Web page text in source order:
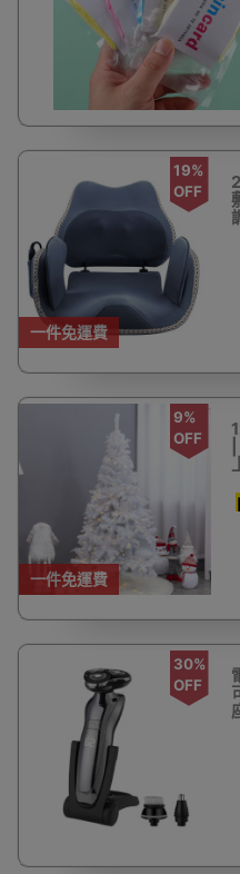
一件免運費
19%
OFF
一件免運費
9%
OFF
30%
OFF